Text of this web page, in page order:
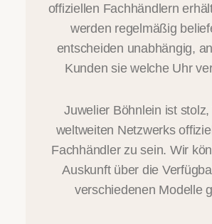
offiziellen Fachhändlern
werden regelmäßig
entscheiden unabhängig,
Kunden sie welche Uhr
Juwelier Böhnlein ist stolz,
weltweiten Netzwerks
Fachhändler zu sein. Wir
Auskunft über die
verschiedenen Modelle